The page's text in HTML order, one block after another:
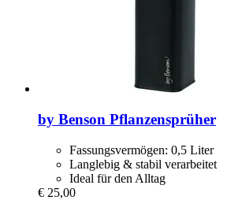
by Benson Pflanzensprüher
Fassungsvermögen: 0,5 Liter
Langlebig & stabil verarbeitet
Ideal für den Alltag
€ 25,00